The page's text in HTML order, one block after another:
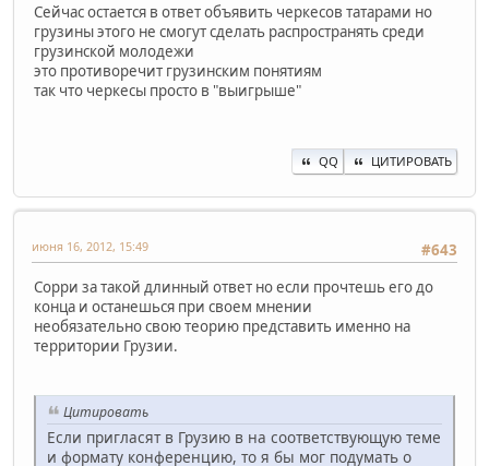
Сейчас остается в ответ объявить черкесов татарами но
грузины этого не смогут сделать распространять среди
грузинской молодежи
это противоречит грузинским понятиям
так что черкесы просто в "выигрыше"
QQ ЦИТИРОВАТЬ
#643
июня 16, 2012, 15:49
Сорри за такой длинный ответ но если прочтешь его до
конца и останешься при своем мнении
необязательно свою теорию представить именно на
территории Грузии.
Цитировать
Если пригласят в Грузию в на соответствующую теме
и формату конференцию, то я бы мог подумать о